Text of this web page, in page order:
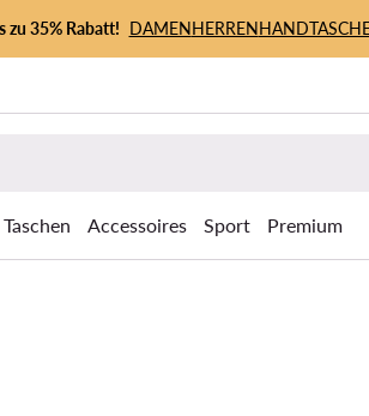
zu 35% Rabatt! DAMENHERREN
Taschen Accessoires Sport Premium